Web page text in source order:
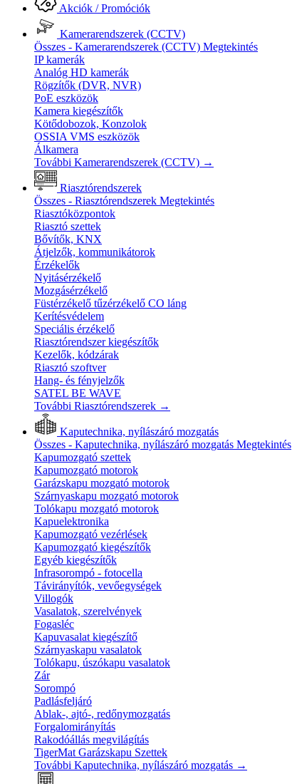
Akciók / Promóciók
Kamerarendszerek (CCTV)
Összes - Kamerarendszerek (CCTV) Megtekintés
IP kamerák
Analóg HD kamerák
Rögzítők (DVR, NVR)
PoE eszközök
Kamera kiegészítők
Kötődobozok, Konzolok
OSSIA VMS eszközök
Álkamera
További Kamerarendszerek (CCTV) →
Riasztórendszerek
Összes - Riasztórendszerek Megtekintés
Riasztóközpontok
Riasztó szettek
Bővítők, KNX
Átjelzők, kommunikátorok
Érzékelők
Nyitásérzékelő
Mozgásérzékelő
Füstérzékelő tűzérzékelő CO láng
Kerítésvédelem
Speciális érzékelő
Riasztórendszer kiegészítők
Kezelők, kódzárak
Riasztó szoftver
Hang- és fényjelzők
SATEL BE WAVE
További Riasztórendszerek →
Kaputechnika, nyílászáró mozgatás
Összes - Kaputechnika, nyílászáró mozgatás Megtekintés
Kapumozgató szettek
Kapumozgató motorok
Garázskapu mozgató motorok
Szárnyaskapu mozgató motorok
Tolókapu mozgató motorok
Kapuelektronika
Kapumozgató vezérlések
Kapumozgató kiegészítők
Egyéb kiegészítők
Infrasorompó - fotocella
Távirányítók, vevőegységek
Villogók
Vasalatok, szerelvények
Fogasléc
Kapuvasalat kiegészítő
Szárnyaskapu vasalatok
Tolókapu, úszókapu vasalatok
Zár
Sorompó
Padlásfeljáró
Ablak-, ajtó-, redőnymozgatás
Forgalomirányítás
Rakodóállás megvilágítás
TigerMat Garázskapu Szettek
További Kaputechnika, nyílászáró mozgatás →